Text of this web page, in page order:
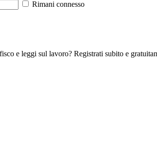
Rimani connesso
e leggi sul lavoro? Registrati subito e